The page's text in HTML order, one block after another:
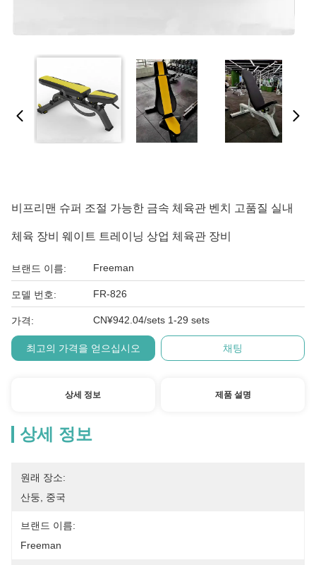
비프리맨 슈퍼 조절 가능한 금속 체육관 벤치 고품질 실내
체육 장비 웨이트 트레이닝 상업 체육관 장비
브랜드 이름: Freeman
모델 번호: FR-826
가격: CN¥942.04/sets 1-29 sets
최고의 가격을 얻으십시오 채팅
상세 정보 제품 설명
상세 정보
원래 장소:
산둥, 중국
브랜드 이름:
Freeman